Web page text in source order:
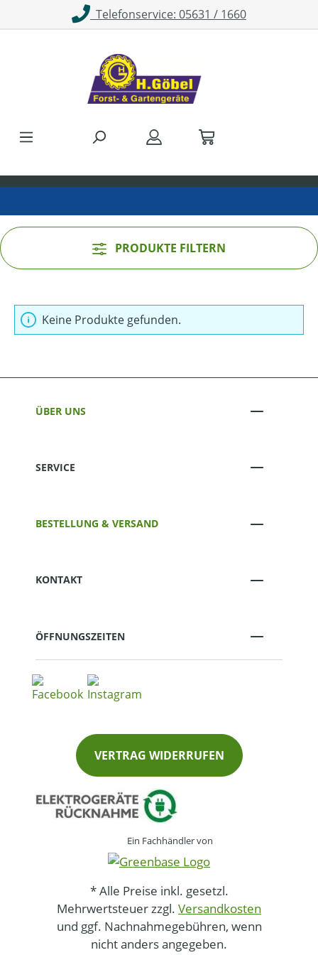
Zum Hauptinhalt springenTelefonservice: 05631 / 1660
PRODUKTE FILTERN
Keine Produkte gefunden.
ÜBER UNS
SERVICE
BESTELLUNG & VERSAND
KONTAKT
ÖFFNUNGSZEITEN
VERTRAG WIDERRUFEN
Ein Fachhändler von
* Alle Preise inkl. gesetzl.
Mehrwertsteuer zzgl. Versandkosten
und ggf. Nachnahmegebühren, wenn
nicht anders angegeben.